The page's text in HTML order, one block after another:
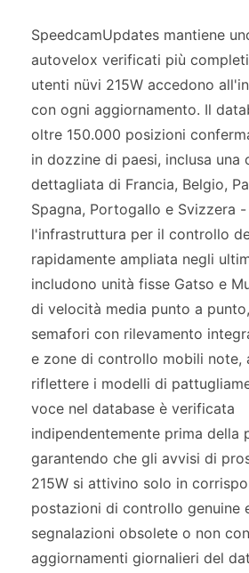
SpeedcamUpdates mantiene
autovelox verificati più
utenti nüvi 215W accedono
con ogni aggiornamento. Il
oltre 150.000 posizioni
in dozzine di paesi, inclusa una
dettagliata di Francia, Belgio,
Spagna, Portogallo e Svizzera
l'infrastruttura per il controllo
rapidamente ampliata negli
includono unità fisse Gatso e
di velocità media punto a
semafori con rilevamento
e zone di controllo mobili note,
riflettere i modelli di
voce nel database è verificata
indipendentemente prima della
garantendo che gli avvisi di
215W si attivino solo in
postazioni di controllo genuine
segnalazioni obsolete o non
aggiornamenti giornalieri del